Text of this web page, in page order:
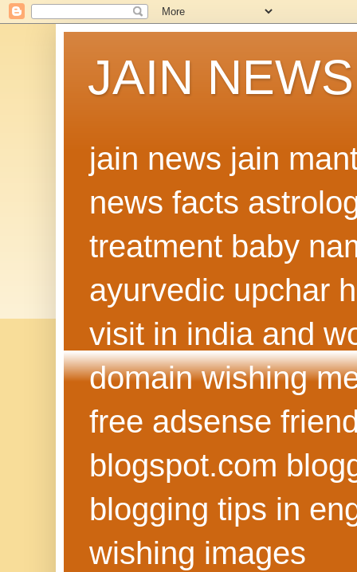
JAIN NEWS
jain news jain
news facts
treatment baby
ayurvedic upchar
visit in india and
domain wishing
free adsense
blogspot.com
blogging tips in
wishing images